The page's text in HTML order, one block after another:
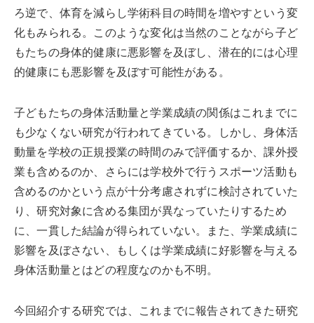
ろ逆で、体育を減らし学術科目の時間を増やすという変
化もみられる。このような変化は当然のことながら子ど
もたちの身体的健康に悪影響を及ぼし、潜在的には心理
的健康にも悪影響を及ぼす可能性がある。
子どもたちの身体活動量と学業成績の関係はこれまでに
も少なくない研究が行われてきている。しかし、身体活
動量を学校の正規授業の時間のみで評価するか、課外授
業も含めるのか、さらには学校外で行うスポーツ活動も
含めるのかという点が十分考慮されずに検討されていた
り、研究対象に含める集団が異なっていたりするため
に、一貫した結論が得られていない。また、学業成績に
影響を及ぼさない、もしくは学業成績に好影響を与える
身体活動量とはどの程度なのかも不明。
今回紹介する研究では、これまでに報告されてきた研究